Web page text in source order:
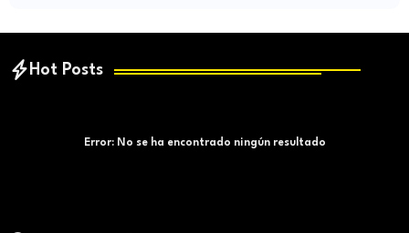
Hot Posts
Error:No se ha encontrado ningún resultado